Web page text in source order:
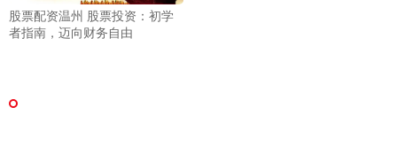
股票配资温州 股票投资：初学
者指南，迈向财务自由